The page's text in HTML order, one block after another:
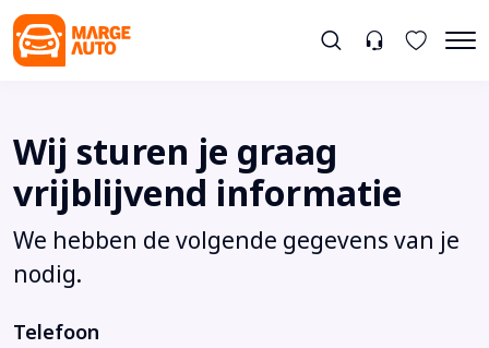
Wij sturen je graag
vrijblijvend informatie
We hebben de volgende gegevens van je
nodig.
Telefoon